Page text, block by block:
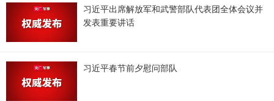
习近平出席解放军和武警部队代表团全体会议并
发表重要讲话
习近平春节前夕慰问部队